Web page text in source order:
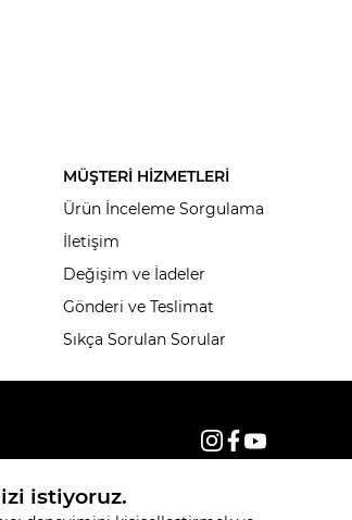
MÜŞTERİ HİZMETLERİ
Ürün İnceleme Sorgulama
İletişim
Değişim ve İadeler
Gönderi ve Teslimat
Sıkça Sorulan Sorular
© 2026, Tüm hakları saklıdır KNITSS